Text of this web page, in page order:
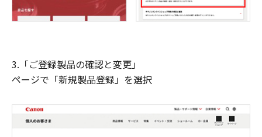
3.「ご登録製品の確認と変更」
ページで「新規製品登録」を選択